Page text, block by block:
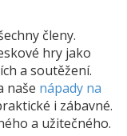
členy.
hry jako
a soutěžení.
naše nápady na
i zábavné.
a užitečného.